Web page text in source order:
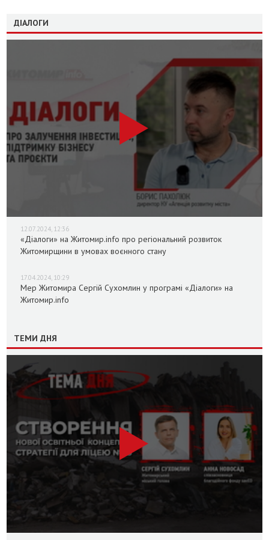
ДІАЛОГИ
12.07.2024, 12:36
«Діалоги» на Житомир.info про регіональний розвиток
Житомирщини в умовах воєнного стану
17.04.2024, 10:29
Мер Житомира Сергій Сухомлин у програмі «Діалоги» на
Житомир.info
ТЕМИ ДНЯ